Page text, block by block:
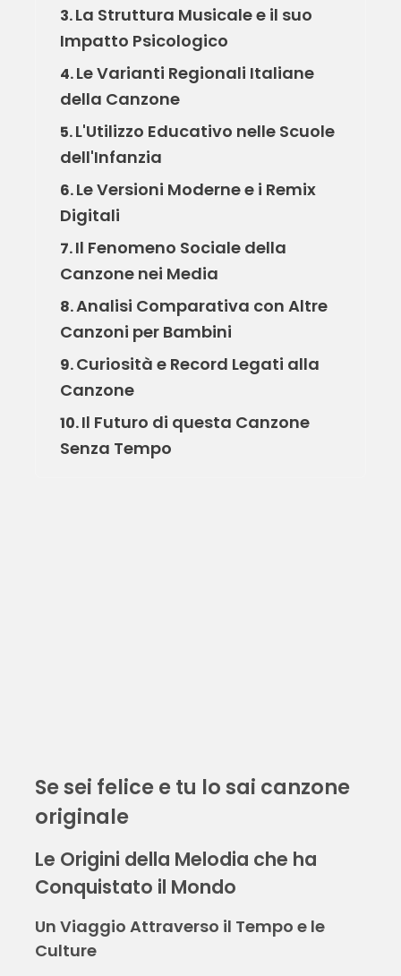
3.La Struttura Musicale e il suo
Impatto Psicologico
4.Le Varianti Regionali Italiane
della Canzone
5.L'Utilizzo Educativo nelle Scuole
dell'Infanzia
6.Le Versioni Moderne e i Remix
Digitali
7.Il Fenomeno Sociale della
Canzone nei Media
8.Analisi Comparativa con Altre
Canzoni per Bambini
9.Curiosità e Record Legati alla
Canzone
10.Il Futuro di questa Canzone
Senza Tempo
Se sei felice e tu lo sai canzone
originale
Le Origini della Melodia che ha
Conquistato il Mondo
Un Viaggio Attraverso il Tempo e le
Culture